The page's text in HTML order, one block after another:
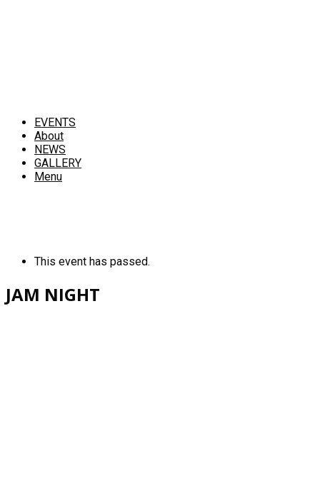
EVENTS
About
NEWS
GALLERY
Menu
This event has passed.
JAM NIGHT